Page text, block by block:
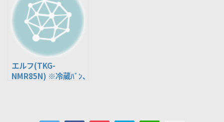
エルフ(TKG-
NMR85N) ※冷蔵ﾊﾞﾝ､